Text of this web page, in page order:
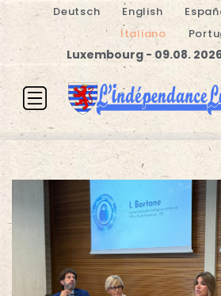
Deutsch English
Italiano
Luxembourg - 09.08. 2026